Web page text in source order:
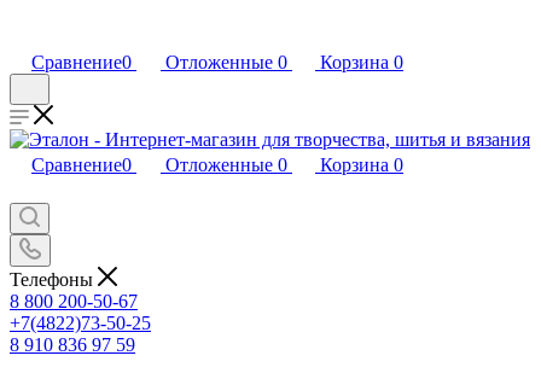
Сравнение0 Отложенные 0 Корзина 0
Сравнение0 Отложенные 0 Корзина 0
Телефоны
8 800 200-50-67
+7(4822)73-50-25
8 910 836 97 59